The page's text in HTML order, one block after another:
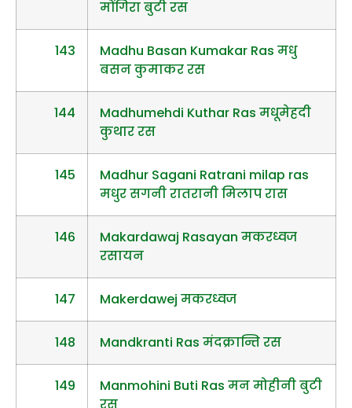
मोंगिरा बुटी रस
143
Madhu Basan Kumakar Ras मधु
बसन कुमाकर रस
144
Madhumehdi Kuthar Ras मधूमेहदी
कुथार रस
145
Madhur Sagani Ratrani milap ras
मधुर सगनी रातरानी मिलाप रास
146
Makardawaj Rasayan मकरध्वज
रसायन
147 Makerdawej मकरध्वज
148 Mandkranti Ras मंदक्रान्ति रस
149
Manmohini Buti Ras मन मोहीनी बुटी